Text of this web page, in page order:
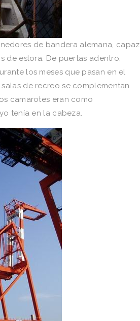
de bandera alemana, capaz
de eslora. De puertas adentro,
los meses que pasan en el
de recreo se complementan
camarotes eran como
tení­a en la cabeza.